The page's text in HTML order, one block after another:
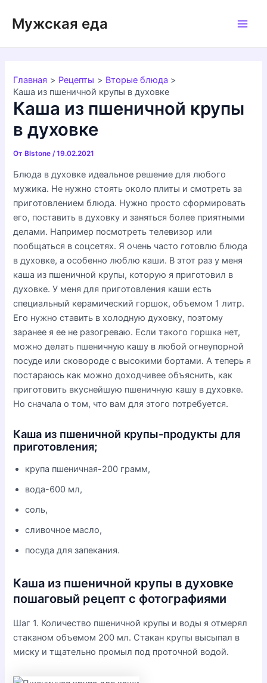
содержимому
Мужская еда
Главная Рецепты
Вторые блюда
Каша из пшеничной крупы в духовке
Каша из пшеничной крупы
в духовке
ОтBlstone /19.02.2021
Блюда в духовке идеальное решение для любого
мужика. Не нужно стоять около плиты и смотреть за
приготовлением блюда. Нужно просто сформировать
его, поставить в духовку и заняться более приятными
делами. Например посмотреть телевизор или
пообщаться в соцсетях. Я очень часто готовлю блюда
в духовке, а особенно люблю каши. В этот раз у меня
каша из пшеничной крупы, которую я приготовил в
духовке. У меня для приготовления каши есть
специальный керамический горшок, объемом 1 литр.
Его нужно ставить в холодную духовку, поэтому
заранее я ее не разогреваю. Если такого горшка нет,
можно делать пшеничную кашу в любой огнеупорной
посуде или сковороде с высокими бортами. А теперь я
постараюсь как можно доходчивее объяснить, как
приготовить вкуснейшую пшеничную кашу в духовке.
Но сначала о том, что вам для этого потребуется.
Каша из пшеничной крупы-продукты для
приготовления;
крупа пшеничная-200 грамм,
вода-600 мл,
соль,
сливочное масло,
посуда для запекания.
Каша из пшеничной крупы в духовке
пошаговый рецепт с фотографиями
Шаг 1. Количество пшеничной крупы и воды я отмерял
стаканом объемом 200 мл. Стакан крупы высыпал в
миску и тщательно промыл под проточной водой.